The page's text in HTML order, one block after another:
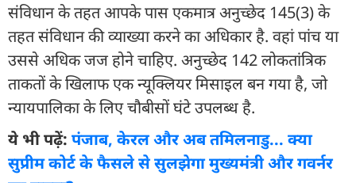
संविधान के तहत आपके पास एकमात्र अनुच्छेद 145(3) के
तहत संविधान की व्याख्या करने का अधिकार है. वहां पांच या
उससे अधिक जज होने चाहिए. अनुच्छेद 142 लोकतांत्रिक
ताकतों के खिलाफ एक न्यूक्लियर मिसाइल बन गया है, जो
न्यायपालिका के लिए चौबीसों घंटे उपलब्ध है.
ये भी पढ़ें: पंजाब, केरल और अब तमिलनाडु... क्या
सुप्रीम कोर्ट के फैसले से सुलझेगा मुख्यमंत्री और गवर्नर